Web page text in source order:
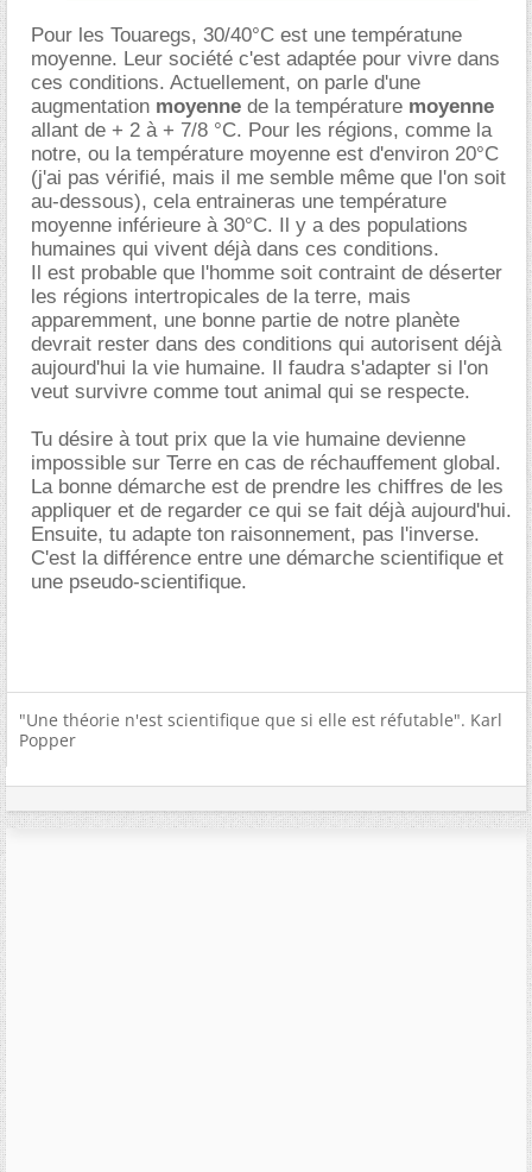
Pour les Touaregs, 30/40°C est une températune
moyenne. Leur société c'est adaptée pour vivre dans
ces conditions. Actuellement, on parle d'une
augmentation moyenne de la température moyenne
allant de + 2 à + 7/8 °C. Pour les régions, comme la
notre, ou la température moyenne est d'environ 20°C
(j'ai pas vérifié, mais il me semble même que l'on soit
au-dessous), cela entraineras une température
moyenne inférieure à 30°C. Il y a des populations
humaines qui vivent déjà dans ces conditions.
Il est probable que l'homme soit contraint de déserter
les régions intertropicales de la terre, mais
apparemment, une bonne partie de notre planète
devrait rester dans des conditions qui autorisent déjà
aujourd'hui la vie humaine. Il faudra s'adapter si l'on
veut survivre comme tout animal qui se respecte.
Tu désire à tout prix que la vie humaine devienne
impossible sur Terre en cas de réchauffement global.
La bonne démarche est de prendre les chiffres de les
appliquer et de regarder ce qui se fait déjà aujourd'hui.
Ensuite, tu adapte ton raisonnement, pas l'inverse.
C'est la différence entre une démarche scientifique et
une pseudo-scientifique.
"Une théorie n'est scientifique que si elle est réfutable". Karl
Popper